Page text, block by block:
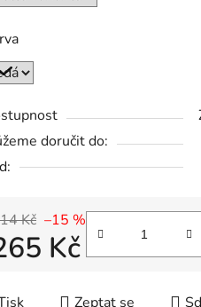
doručit do:
Kč –15 %
Kč
Zeptat se